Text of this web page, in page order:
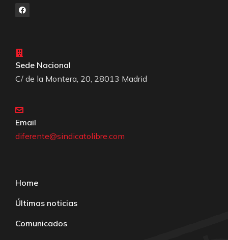
Sede Nacional
C/ de la Montera, 20, 28013 Madrid
Email
diferente@sindicatolibre.com
Home
Últimas noticias
Comunicados